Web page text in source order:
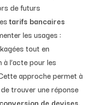
de futurs
tarifs bancaires
les usages :
tout en
l’acte pour les
approche permet à
trouver une réponse
conversion de devises.